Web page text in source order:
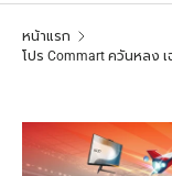
หน้าแรก
โปร Commart ควันหลง